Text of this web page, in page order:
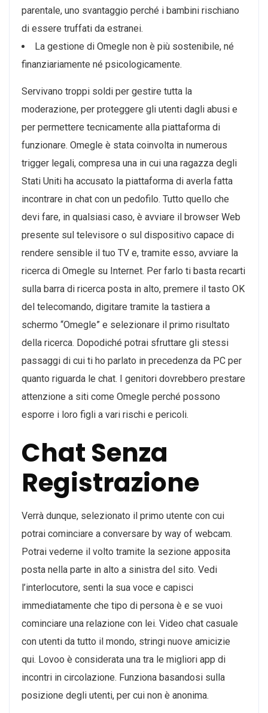
parentale, uno svantaggio perché i bambini rischiano
di essere truffati da estranei.
La gestione di Omegle non è più sostenibile, né
finanziariamente né psicologicamente.
Servivano troppi soldi per gestire tutta la
moderazione, per proteggere gli utenti dagli abusi e
per permettere tecnicamente alla piattaforma di
funzionare. Omegle è stata coinvolta in numerous
trigger legali, compresa una in cui una ragazza degli
Stati Uniti ha accusato la piattaforma di averla fatta
incontrare in chat con un pedofilo. Tutto quello che
devi fare, in qualsiasi caso, è avviare il browser Web
presente sul televisore o sul dispositivo capace di
rendere sensible il tuo TV e, tramite esso, avviare la
ricerca di Omegle su Internet. Per farlo ti basta recarti
sulla barra di ricerca posta in alto, premere il tasto OK
del telecomando, digitare tramite la tastiera a
schermo “Omegle” e selezionare il primo risultato
della ricerca. Dopodiché potrai sfruttare gli stessi
passaggi di cui ti ho parlato in precedenza da PC per
quanto riguarda le chat. I genitori dovrebbero prestare
attenzione a siti come Omegle perché possono
esporre i loro figli a vari rischi e pericoli.
Chat Senza
Registrazione
Verrà dunque, selezionato il primo utente con cui
potrai cominciare a conversare by way of webcam.
Potrai vederne il volto tramite la sezione apposita
posta nella parte in alto a sinistra del sito. Vedi
l’interlocutore, senti la sua voce e capisci
immediatamente che tipo di persona è e se vuoi
cominciare una relazione con lei. Video chat casuale
con utenti da tutto il mondo, stringi nuove amicizie
qui. Lovoo è considerata una tra le migliori app di
incontri in circolazione. Funziona basandosi sulla
posizione degli utenti, per cui non è anonima.